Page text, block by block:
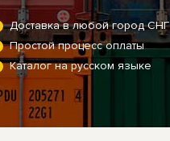
Доставка в любой город СНГ
Простой процесс оплаты
Каталог на русском языке